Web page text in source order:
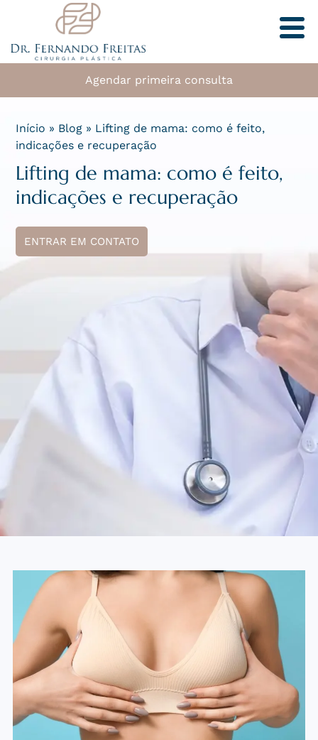
Agendar primeira consulta
Início » Blog » Lifting de mama: como é feito,
indicações e recuperação
Lifting de mama: como é feito,
indicações e recuperação
ENTRAR EM CONTATO